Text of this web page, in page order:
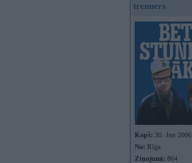
trenners
Kopš: 30. Jun 2006
No: Rīga
Ziņojumi: 864